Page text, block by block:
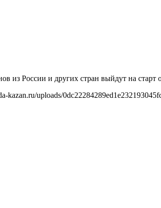
из России и других стран выйдут на
kazan.ru/uploads/